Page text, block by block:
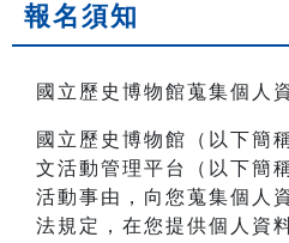
報名須知
國立歷史博物館蒐集個人
國立歷史博物館（以下簡
文活動管理平台（以下簡
活動事由，向您蒐集個人
法規定，在您提供個人資